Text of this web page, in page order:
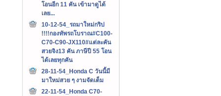
โอนอีก 11 คัน เข้ามาดูได้
เลย...
10-12-54_รถมาใหม่กริป
!!!!กองทัพรถโบราณ#C100-
C70-C90-JX110#แต่ละคัน
สวยจิง13 คัน ภาษีปี 55 โอน
ได้เลยทุกคัน
28-11-54_Honda C วันนี้มี
มาใหม่สวย ๆ งามจัดเต็ม
22-11-54_Honda C70-